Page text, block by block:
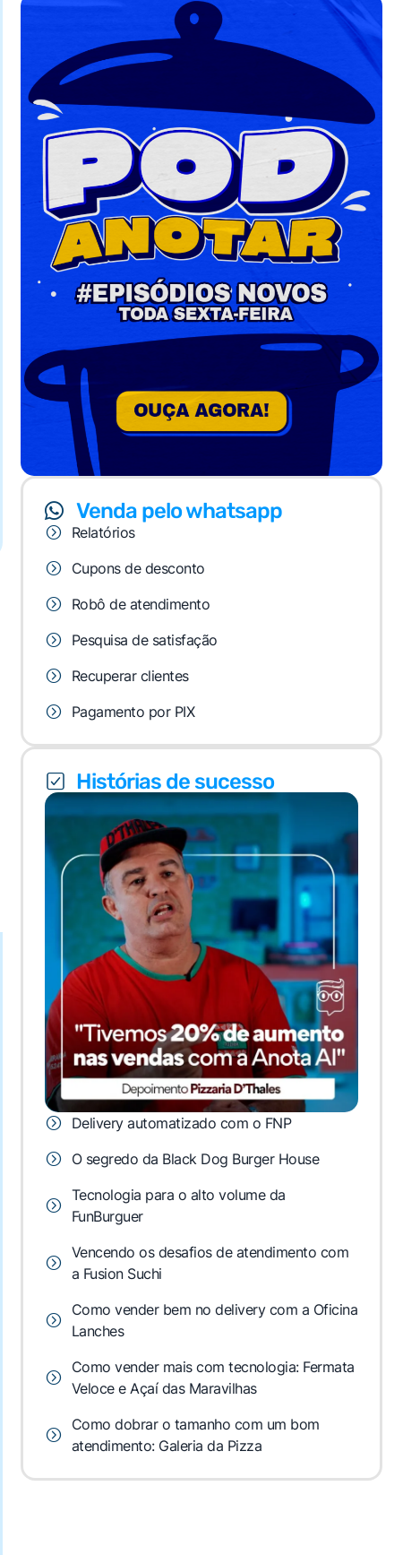
Venda pelo whatsapp
Relatórios
Cupons de desconto
Robô de atendimento
Pesquisa de satisfação
Recuperar clientes
Pagamento por PIX
Histórias de sucesso
Delivery automatizado com o FNP
O segredo da Black Dog Burger House
Tecnologia para o alto volume da
FunBurguer
Vencendo os desafios de atendimento com
a Fusion Suchi
Como vender bem no delivery com a Oficina
Lanches
Como vender mais com tecnologia: Fermata
Veloce e Açaí das Maravilhas
Como dobrar o tamanho com um bom
atendimento: Galeria da Pizza